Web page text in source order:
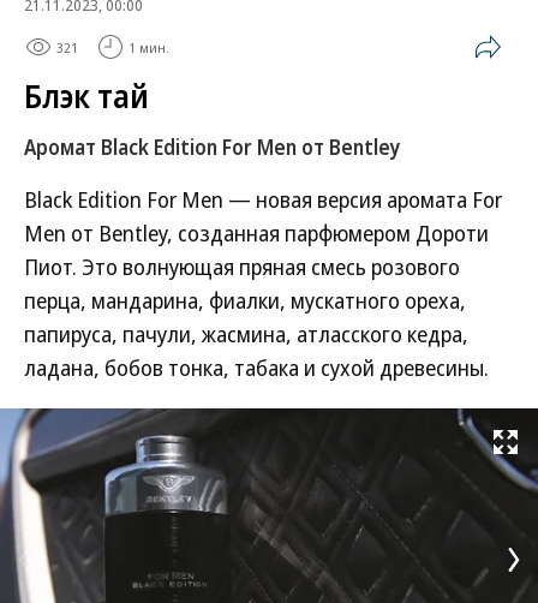
21.11.2023, 00:00
321 1 мин.
Блэк тай
Аромат Black Edition For Men от Bentley
Black Edition For Men — новая версия аромата For
Men от Bentley, созданная парфюмером Дороти
Пиот. Это волнующая пряная смесь розового
перца, мандарина, фиалки, мускатного ореха,
папируса, пачули, жасмина, атласского кедра,
ладана, бобов тонка, табака и сухой древесины.
Развернуть